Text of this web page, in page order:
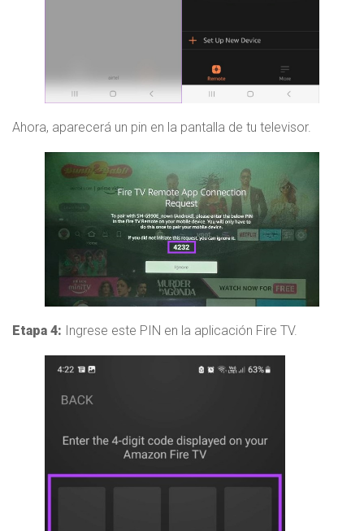
Ahora, aparecerá un pin en la pantalla de tu televisor.
Etapa 4: Ingrese este PIN en la aplicación Fire TV.